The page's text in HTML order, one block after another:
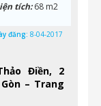
Điền, 2
– Trang
tích:68 m2
đăng: 8-04-2017